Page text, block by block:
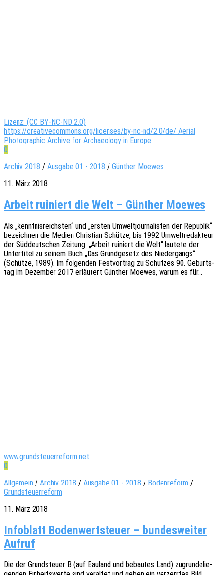
Lizenz: (CC BY-NC-ND 2.0)
https://creativecommons.org/licenses/by-nc-nd/2.0/de/ Aerial
Photographic Archive for Archaeology in Europe
0
Archiv 2018 / Ausgabe 01 - 2018 / Günther Moewes
11. März 2018
Arbeit ruiniert die Welt – Günther Moewes
Als „kennt­nis­reichs­ten“ und „ersten Umwelt­jour­na­lis­ten der Repu­blik“
bezeich­nen die Medien Chris­ti­an Schüt­ze, bis 1992 Umwelt­re­dak­teur
der Süddeut­schen Zeitung. „Arbeit ruiniert die Welt“ laute­te der
Unter­ti­tel zu seinem Buch „Das Grund­ge­setz des Nieder­gangs“
(Schüt­ze, 1989). Im folgen­den Fest­vor­trag zu Schüt­zes 90. Geburts­
tag im Dezem­ber 2017 erläu­tert Günther Moewes, warum es für…
www.grundsteuerreform.net
0
Allgemein / Archiv 2018 / Ausgabe 01 - 2018 / Bodenreform /
Grundsteuerreform
11. März 2018
Info­blatt Boden­wert­steu­er – bun­des­wei­ter
Aufruf
Die der Grund­steu­er B (auf Bauland und bebau­tes Land) zugrun­de­lie­